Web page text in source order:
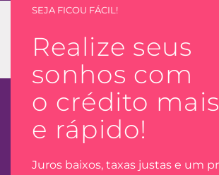
SEJA FICOU FÁCIL!
Realize seus
sonhos com
o crédito
e rápido!
Juros baixos, taxas justas e um